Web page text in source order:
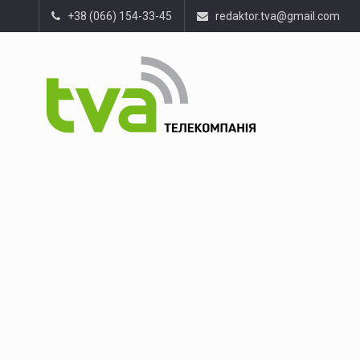
+38 (066) 154-33-45 redaktor.tva@gmail.com